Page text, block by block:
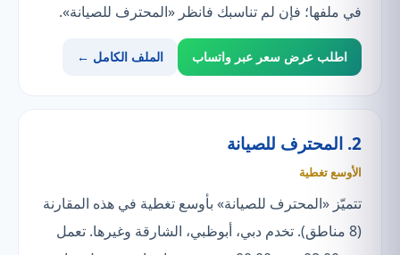
في ملفها؛ فإن لم تناسبك فانظر «المحترف للصيانة».
اطلب عرض سعر عبر واتساب الملف الكامل ←
2. المحترف للصيانة
الأوسع تغطية
تتميّز «المحترف للصيانة» بأوسع تغطية في هذه المقارنة
(8 مناطق). تخدم دبي، أبوظبي، الشارقة وغيرها. تعمل